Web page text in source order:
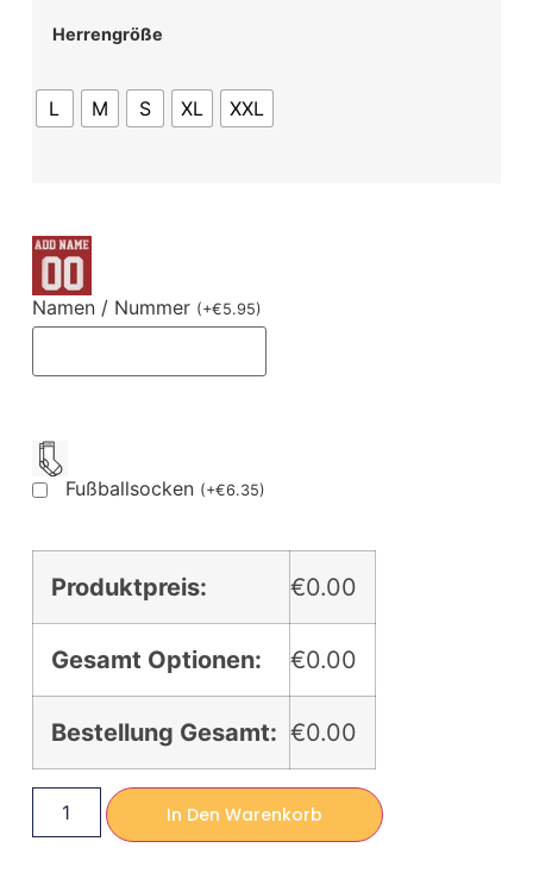
Herrengröße
L M S XL XXL
Namen / Nummer (+€5.95)
Fußballsocken (+€6.35)
Produktpreis: €0.00
Gesamt Optionen: €0.00
Bestellung Gesamt: €0.00
In Den Warenkorb